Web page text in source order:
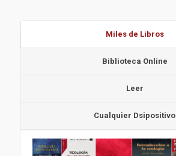
Miles de Libros
Biblioteca Online
Leer
Cualquier Dsipositivo